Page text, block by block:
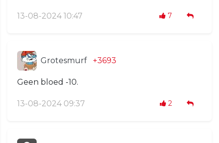
13-08-2024 10:47 7
Grotesmurf +3693
Geen bloed -10.
13-08-2024 09:37 2